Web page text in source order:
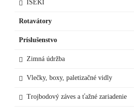
ISEKI
Rotavátory
Príslušenstvo
Zimná údržba
Vlečky, boxy, paletizačné vidly
Trojbodový záves a ťažné zariadenie